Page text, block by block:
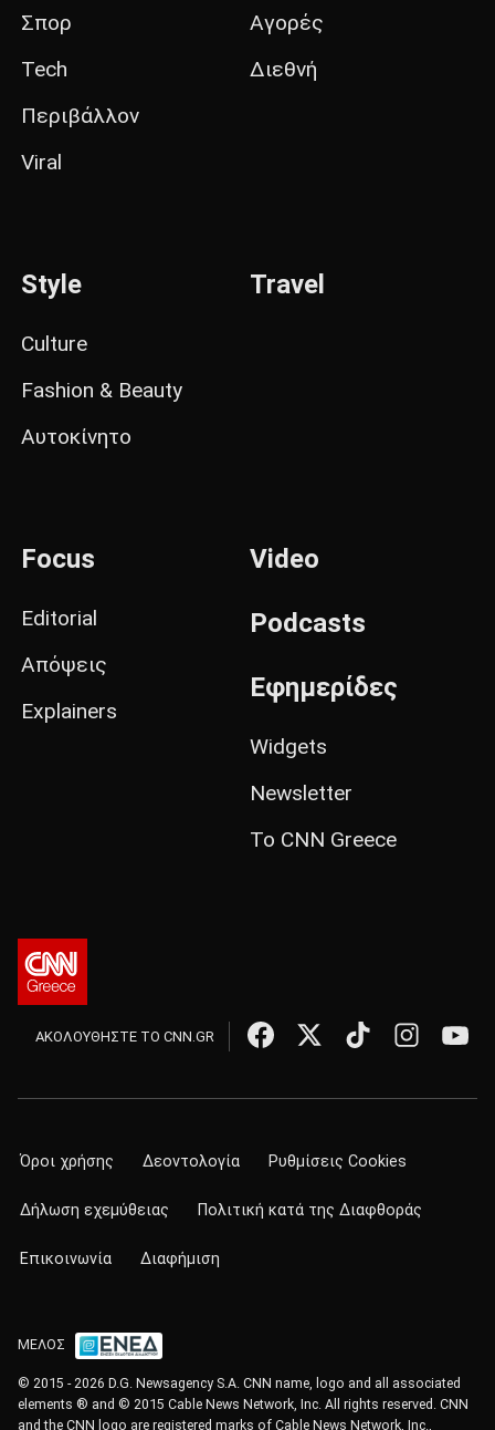
Σπορ
Tech
Περιβάλλον
Viral
Αγορές
Διεθνή
Style
Culture
Fashion & Beauty
Αυτοκίνητο
Travel
Focus
Editorial
Απόψεις
Explainers
Video
Podcasts
Εφημερίδες
Widgets
Newsletter
Το CNN Greece
ΑΚΟΛΟΥΘΗΣΤΕ ΤΟ CNN.GR
Όροι χρήσης Δεοντολογία Ρυθμίσεις Cookies
Δήλωση εχεμύθειας Πολιτική κατά της Διαφθοράς
Επικοινωνία Διαφήμιση
ΜΕΛΟΣ
© 2015 - 2026 D.G. Newsagency S.A. CNN name, logo and all associated
elements ® and © 2015 Cable News Network, Inc. All rights reserved. CNN
and the CNN logo are registered marks of Cable News Network, Inc.,